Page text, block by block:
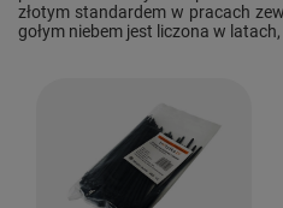
złotym standardem w pracach
gołym niebem jest liczona w